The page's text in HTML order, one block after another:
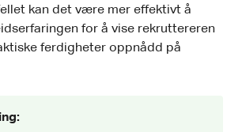
kan det være mer effektivt å
for å vise rekruttereren
ferdigheter oppnådd på